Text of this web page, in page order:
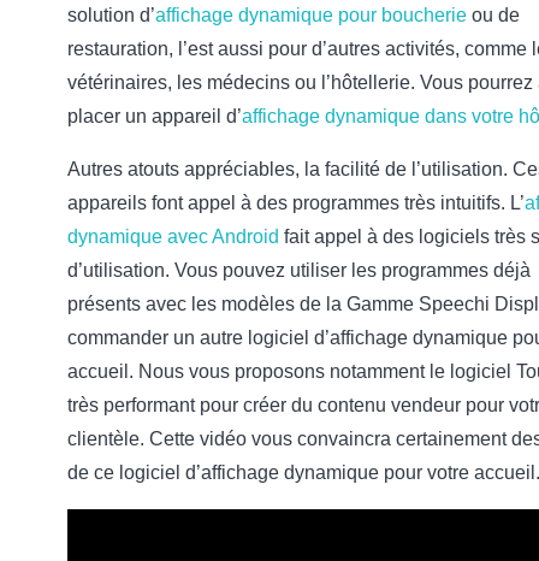
solution d’affichage dynamique pour boucherie ou de
restauration, l’est aussi pour d’autres activités, comme
vétérinaires, les médecins ou l’hôtellerie. Vous pourrez
placer un appareil d’affichage dynamique dans votre
Autres atouts appréciables, la facilité de l’utilisation.
appareils font appel à des programmes très intuitifs. L’
dynamique avec Android fait appel à des logiciels très
d’utilisation. Vous pouvez utiliser les programmes déjà
présents avec les modèles de la Gamme Speechi
commander un autre logiciel d’affichage dynamique
accueil. Nous vous proposons notamment le logiciel
très performant pour créer du contenu vendeur pour
clientèle. Cette vidéo vous convaincra certainement
de ce logiciel d’affichage dynamique pour votre accueil.